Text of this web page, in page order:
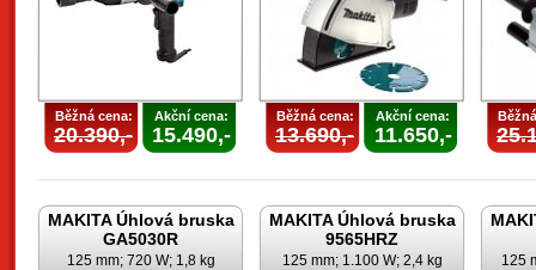
Běžná cena:
20.390,-
Akční cena:
15.490,-
Běžná cena:
13.690,-
Akční cena:
11.650,-
MAKITA Úhlová bruska
GA5030R
125 mm; 720 W; 1,8 kg
MAKITA Úhlová bruska
9565HRZ
125 mm; 1.100 W; 2,4 kg 125